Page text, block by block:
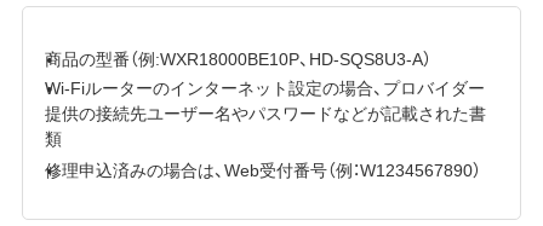
商品の型番（例:WXR18000BE10P、HD-SQS8U3-A）
Wi-Fiルーターのインターネット設定の場合、プロバイダー
提供の接続先ユーザー名やパスワードなどが記載された書
類
修理申込済みの場合は、Web受付番号（例：W1234567890）